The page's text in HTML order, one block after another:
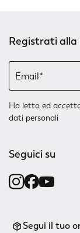
Registrati
Ho letto ed
dati personali
Seguici su
Segui il tuo